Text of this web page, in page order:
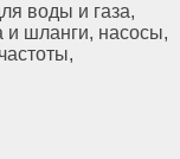
воды и газа,
и шланги, насосы,